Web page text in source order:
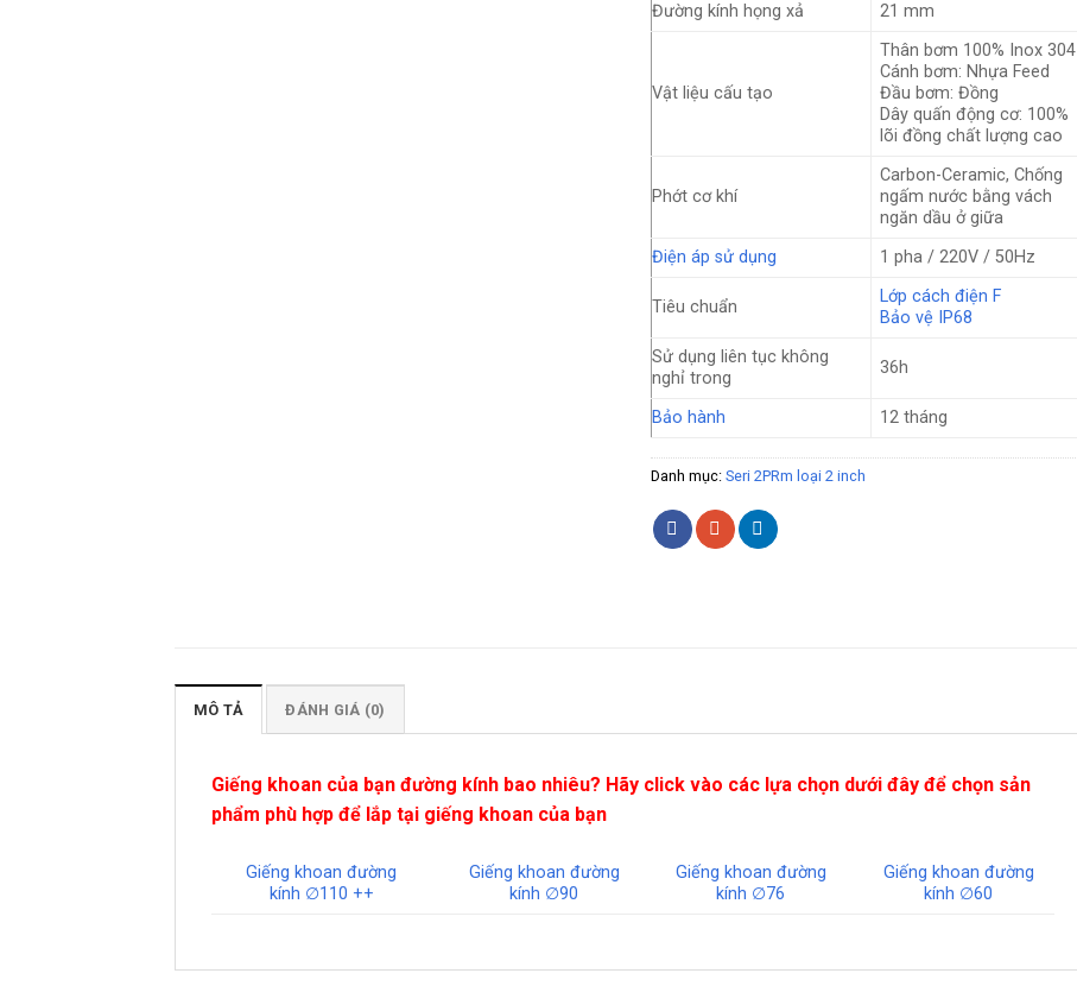
Đường kính họng xả
21 mm
Vật liệu cấu tạo
Thân bơm 100% Inox 304
Cánh bơm: Nhựa Feed
Đầu bơm: Đồng
Dây quấn động cơ: 100%
lõi đồng chất lượng cao
Phớt cơ khí
Carbon-Ceramic, Chống
ngấm nước bằng vách
ngăn dầu ở giữa
Điện áp sử dụng
1 pha / 220V / 50Hz
Tiêu chuẩn
Lớp cách điện F
Bảo vệ IP68
Sử dụng liên tục không
nghỉ trong
36h
Bảo hành 12 tháng
Danh mục:Seri 2PRm loại 2 inch
MÔ TẢ ĐÁNH GIÁ (0)
Giếng khoan của bạn đường kính bao nhiêu? Hãy click vào các lựa chọn dưới đây để chọn sản
phẩm phù hợp để lắp tại giếng khoan của bạn
Giếng khoan đường
kính ∅110 ++
Giếng khoan đường
kính ∅90
Giếng khoan đường
kính ∅76
Giếng khoan đường
kính ∅60